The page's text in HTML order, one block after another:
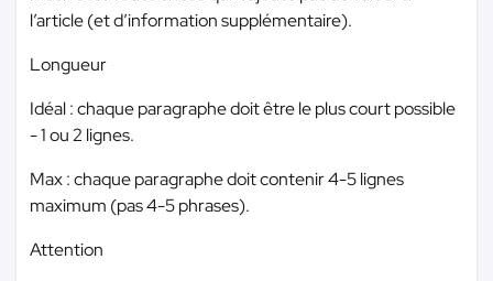
l’article (et d’information supplémentaire).
Longueur
Idéal : chaque paragraphe doit être le plus court possible
- 1 ou 2 lignes.
Max : chaque paragraphe doit contenir 4-5 lignes
maximum (pas 4-5 phrases).
Attention